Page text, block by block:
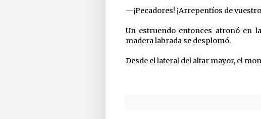
—¡Pecadores! ¡Arrepentíos de
Un estruendo entonces atronó en
madera labrada se desplomó.
Desde el lateral del altar mayor, el